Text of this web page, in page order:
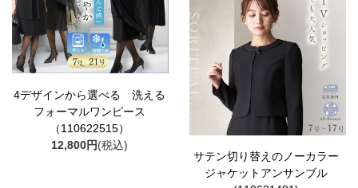
4デザインから選べる 洗える
フォーマルワンピース
（110622515）
12,800円(税込)
サテン切り替えのノーカラー
ジャケットアンサンブル